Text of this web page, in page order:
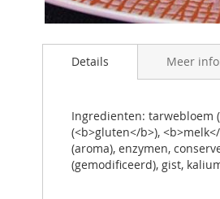
naar
afbeeldingen-
gallerij
Details
Ingredienten: tarwebloem
(<b>gluten</b>),
(aroma), enzymen,
(gemodificeerd), gist,
Meer